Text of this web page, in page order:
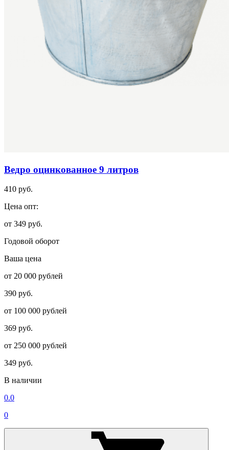
Ведро оцинкованное 9 литров
410 руб.
Цена опт:
от 349 руб.
Годовой оборот
Ваша цена
от 20 000 рублей
390 руб.
от 100 000 рублей
369 руб.
от 250 000 рублей
349 руб.
В наличии
0.0
0